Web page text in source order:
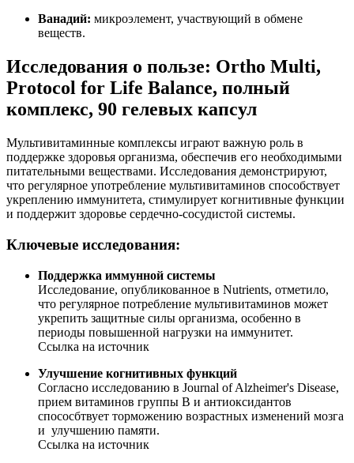
Ванадий: микроэлемент, участвующий в обмене
веществ.
Исследования о пользе: Ortho Multi,
Protocol for Life Balance, полный
комплекс, 90 гелевых капсул
Мультивитаминные комплексы играют важную роль в
поддержке здоровья организма, обеспечив его необходимыми
питательными веществами. Исследования демонстрируют,
что регулярное употребление мультивитаминов способствует
укреплению иммунитета, стимулирует когнитивные функции
и поддержит здоровье сердечно-сосудистой системы.
Ключевые исследования:
Поддержка иммунной системы
Исследование, опубликованное в Nutrients, отметило,
что регулярное потребление мультивитаминов может
укрепить защитные силы организма, особенно в
периоды повышенной нагрузки на иммунитет.
Ссылка на источник
Улучшение когнитивных функций
Согласно исследованию в Journal of Alzheimer's Disease,
прием витаминов группы B и антиоксидантов
спососбтвует торможению возрастных изменений мозга
и улучшению памяти.
Ссылка на источник